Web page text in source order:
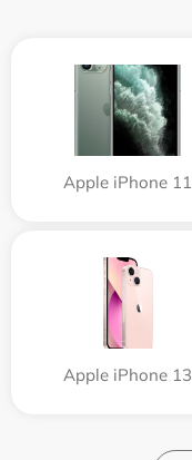
Apple iPhone 11
Apple iPhone 13